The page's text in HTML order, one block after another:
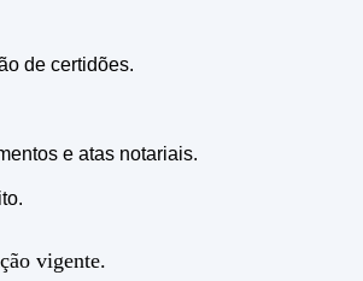
de certidões.
e atas notariais.
vigente.